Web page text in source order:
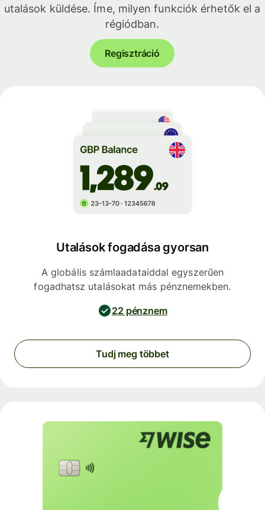
utalások küldése. Íme, milyen funkciók érhetők el a
régiódban.
Regisztráció
Utalások fogadása gyorsan
A globális számlaadataiddal egyszerűen
fogadhatsz utalásokat más pénznemekben.
22 pénznem
Tudj meg többet